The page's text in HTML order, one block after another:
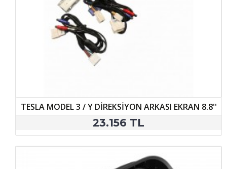
TESLA MODEL 3 / Y DİREKSİYON ARKASI EKRAN 8.8''
23.156 TL